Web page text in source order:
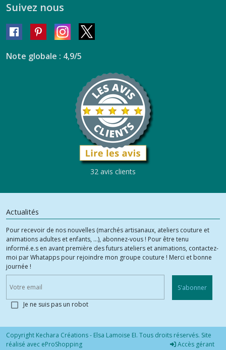
Suivez nous
Note globale : 4,9/5
32 avis clients
Actualités
Pour recevoir de nos nouvelles (marchés artisanaux, ateliers couture et
animations adultes et enfants, ...), abonnez-vous ! Pour être tenu
informé.e.s en avant première des futurs ateliers et animations, contactez-
moi par Whatapps pour rejoindre mon groupe couture ! Merci et bonne
journée !
S'abonner
Je ne suis pas un robot
Copyright Kechara Créations - Elsa Lamoise EI. Tous droits réservés. Site
réalisé avec eProShopping Accès gérant